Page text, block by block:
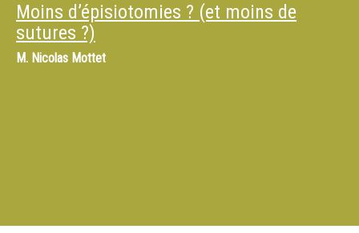
Moins d’épisiotomies ? (et moins de
sutures ?)
M. Nicolas Mottet